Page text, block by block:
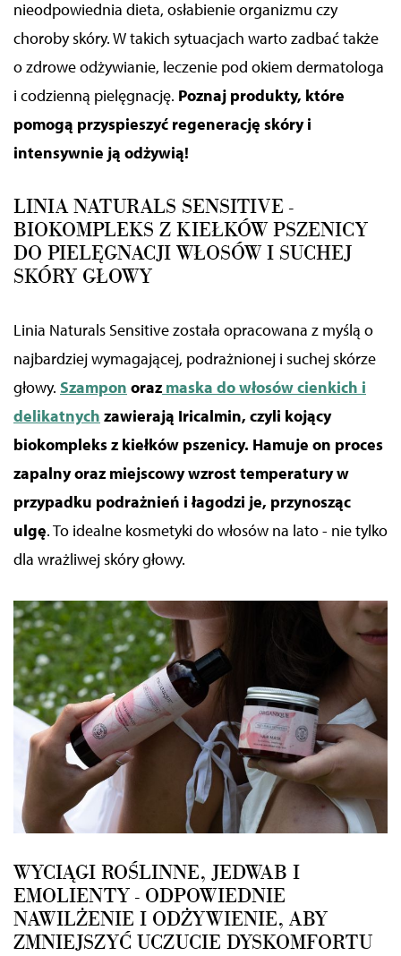
korzystania z ich usług.
nieodpowiednia dieta, osłabienie organizmu czy
choroby skóry. W takich sytuacjach warto zadbać także
o zdrowe odżywianie, leczenie pod okiem dermatologa
i codzienną pielęgnację. Poznaj produkty, które
pomogą przyspieszyć regenerację skóry i
intensywnie ją odżywią!
LINIA NATURALS SENSITIVE -
BIOKOMPLEKS Z KIEŁKÓW PSZENICY
DO PIELĘGNACJI WŁOSÓW I SUCHEJ
SKÓRY GŁOWY
Linia Naturals Sensitive została opracowana z myślą o
najbardziej wymagającej, podrażnionej i suchej skórze
głowy. Szampon oraz maska do włosów cienkich i
delikatnych zawierają Iricalmin, czyli kojący
biokompleks z kiełków pszenicy. Hamuje on proces
zapalny oraz miejscowy wzrost temperatury w
przypadku podrażnień i łagodzi je, przynosząc
ulgę.To idealne kosmetyki do włosów na lato - nie tylko
dla wrażliwej skóry głowy.
WYCIĄGI ROŚLINNE, JEDWAB I
EMOLIENTY - ODPOWIEDNIE
NAWILŻENIE I ODŻYWIENIE, ABY
ZMNIEJSZYĆ UCZUCIE DYSKOMFORTU